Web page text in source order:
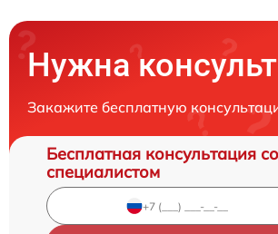
Нужна
Закажите бесплатную
Бесплатная консультация со
специалистом